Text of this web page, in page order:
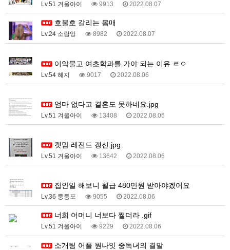
Lv.51 겨울아이 9913 2022.08.07
호불호 갈리는 몸매
Lv.24 소람잉 8982 2022.08.07
이악물고 여초학과를 가야 되는 이유 ㄹㅇ
Lv.54 혜지 9017 2022.08.06
엄마 없다고 결혼도 못하네요.jpg
Lv.51 겨울아이 13408 2022.08.06
캣맘 레전드 갱신.jpg
Lv.51 겨울아이 13642 2022.08.06
집안일 해보니 월급 480만원 받아야겠어요
Lv.36 퉁퉁포 9055 2022.08.06
너희 어머니 너보다 쩔더라 .gif
Lv.51 겨울아이 9229 2022.08.06
소개팅 어플 원나잇 중독녀의 결말